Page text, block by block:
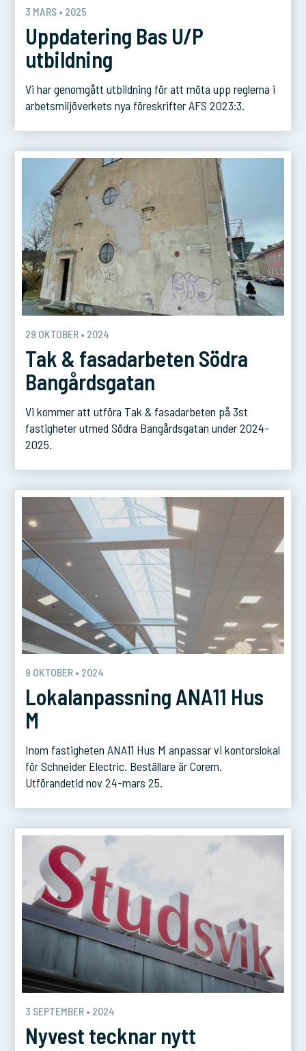
3 MARS • 2025
Uppdatering Bas U/P
utbildning
Vi har genomgått utbildning för att möta upp reglerna i
arbetsmiljöverkets nya föreskrifter AFS 2023:3.
29 OKTOBER • 2024
Tak & fasadarbeten Södra
Bangårdsgatan
Vi kommer att utföra Tak & fasadarbeten på 3st
fastigheter utmed Södra Bangårdsgatan under 2024-
2025.
9 OKTOBER • 2024
Lokalanpassning ANA11 Hus
M
Inom fastigheten ANA11 Hus M anpassar vi kontorslokal
för Schneider Electric. Beställare är Corem.
Utförandetid nov 24-mars 25.
3 SEPTEMBER • 2024
Nyvest tecknar nytt